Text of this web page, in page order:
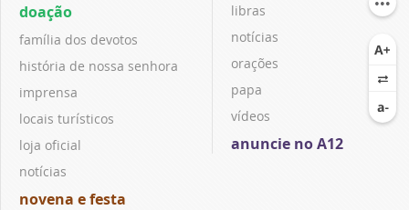
doação
família dos devotos
história de nossa senhora
imprensa
locais turísticos
loja oficial
notícias
novena e festa
libras
notícias
orações
papa
vídeos
anuncie no A12